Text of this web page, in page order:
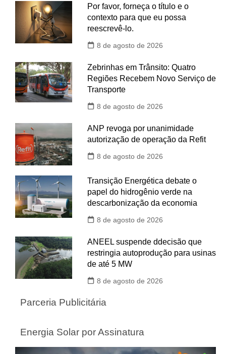
Por favor, forneça o título e o
contexto para que eu possa
reescrevê-lo.
8 de agosto de 2026
Zebrinhas em Trânsito: Quatro
Regiões Recebem Novo Serviço de
Transporte
8 de agosto de 2026
ANP revoga por unanimidade
autorização de operação da Refit
8 de agosto de 2026
Transição Energética debate o
papel do hidrogênio verde na
descarbonização da economia
8 de agosto de 2026
ANEEL suspende ddecisão que
restringia autoprodução para usinas
de até 5 MW
8 de agosto de 2026
Parceria Publicitária
Energia Solar por Assinatura